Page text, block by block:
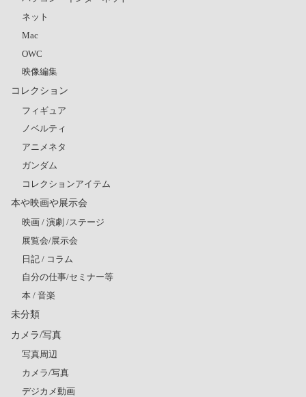
ネット
Mac
OWC
映像編集
コレクション
フィギュア
ノベルティ
アニメネタ
ガンダム
コレクションアイテム
本や映画や展示会
映画 / 演劇 /ステージ
展覧会/展示会
日記 / コラム
自分の仕事/セミナー等
本 / 音楽
未分類
カメラ/写真
写真周辺
カメラ/写真
デジカメ動画